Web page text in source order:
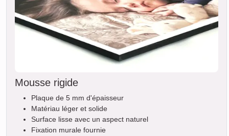
Mousse rigide
Plaque de 5 mm d'épaisseur
Matériau léger et solide
Surface lisse avec un aspect naturel
Fixation murale fournie